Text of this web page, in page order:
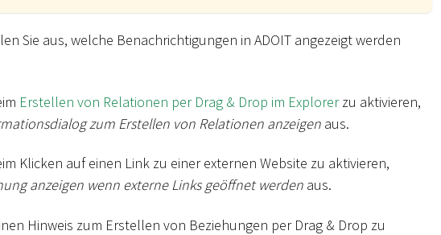
Sie aus, welche Benachrichtigungen in ADOIT angezeigt werden
Erstellen von Relationen per Drag & Drop im Explorerzu aktivieren,
zum Erstellen von Relationen anzeigen aus.
Klicken auf einen Link zu einer externen Website zu aktivieren,
anzeigen wenn externe Links geöffnet werden aus.
Hinweis zum Erstellen von Beziehungen per Drag & Drop zu